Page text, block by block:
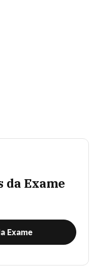
da Exame
Exame